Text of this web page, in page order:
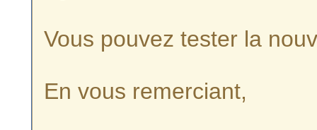
Vous pouvez tester la
En vous remerciant,